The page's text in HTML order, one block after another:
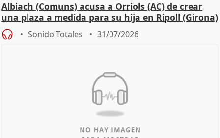
Albiach (Comuns) acusa a Orriols (AC) de crear
una plaza a medida para su hija en Ripoll (Girona)
Sonido Totales 31/07/2026